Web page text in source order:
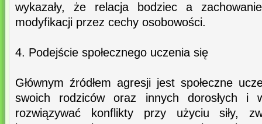
wykazały, że relacja bodziec a
modyfikacji przez cechy osobowości.
4. Podejście społecznego uczenia się
Głównym źródłem agresji jest społeczne
swoich rodziców oraz innych dorosłych
rozwiązywać konflikty przy użyciu siły,